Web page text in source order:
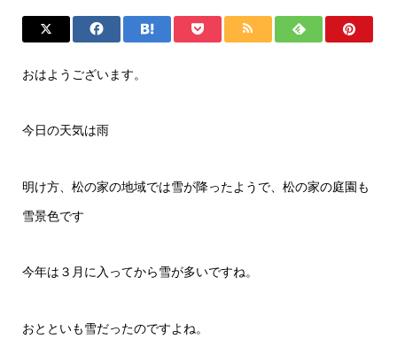
おはようございます。
今日の天気は雨
明け方、松の家の地域では雪が降ったようで、松の家の庭園も
雪景色です
今年は３月に入ってから雪が多いですね。
おとといも雪だったのですよね。